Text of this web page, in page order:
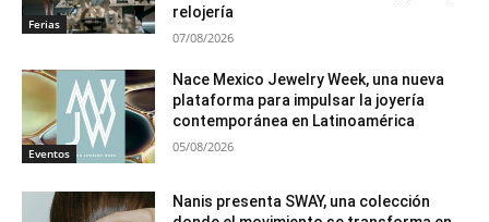
Ferias
relojería
07/08/2026
Eventos
Nace Mexico Jewelry Week, una nueva
plataforma para impulsar la joyería
contemporánea en Latinoamérica
05/08/2026
Nanis presenta SWAY, una colección